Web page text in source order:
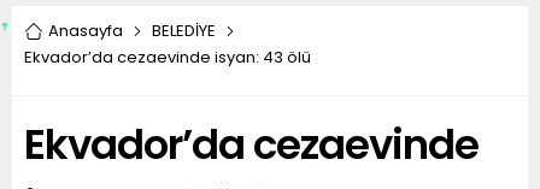
Anasayfa
BELEDİYE
Ekvador’da cezaevinde isyan: 43 ölü
Ekvador’da cezaevinde